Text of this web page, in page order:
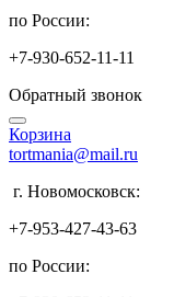
по России:
+7-930-652-11-11
Обратный звонок
Корзина
tortmania@mail.ru
г. Новомосковск:
+7-953-427-43-63
по России: